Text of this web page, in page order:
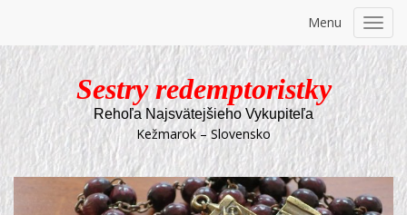
Menu
Sestry redemptoristky
Rehoľa Najsvätejšieho Vykupiteľa
Kežmarok – Slovensko